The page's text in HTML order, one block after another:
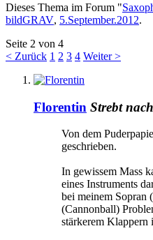
Dieses Thema im Forum "
bildGRAV, 5.September.2012.
Seite 2 von 4
< Zurück 1 2 3 4 Weiter >
Florentin Strebt
Von dem
geschrieben.
In gewissem Mass
eines Instruments
bei meinem Sopran
(Cannonball)
stärkerem Klappern